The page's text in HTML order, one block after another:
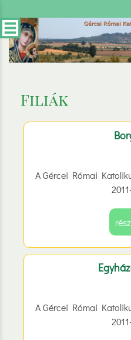
Filiák
A Gércei Római
A Gércei Római